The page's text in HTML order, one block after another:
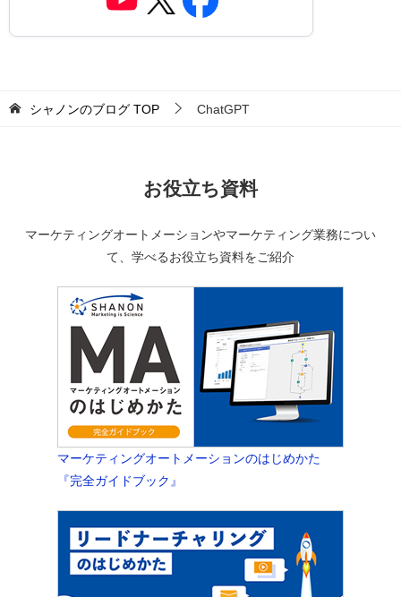
シャノンのブログ TOP ChatGPT
お役立ち資料
マーケティングオートメーションやマーケティング業務につい
て、学べるお役立ち資料をご紹介
マーケティングオートメーションのはじめかた
『完全ガイドブック』